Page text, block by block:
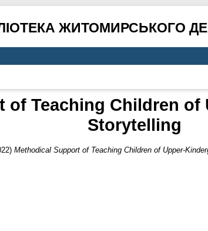
ЖИТОМИРСЬКОГО
of Teaching Children
Storytelling
Methodical Support of Teaching Children of Upper-